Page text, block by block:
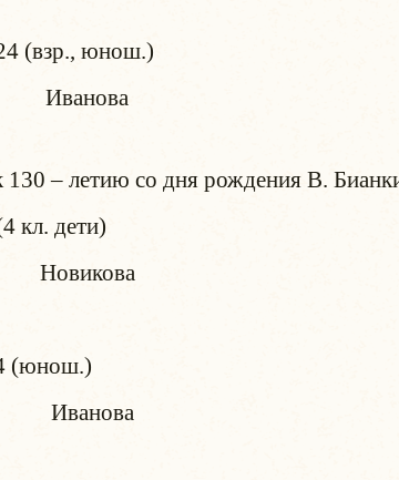
юнош.)
– летию со дня рождения В.